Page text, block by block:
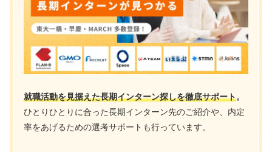
就職活動を見据えた長期インターン探しを徹底サポート。
ひとりひとりに合った長期インターン先のご紹介や、内定
率をあげるための選考サポートも行っています。